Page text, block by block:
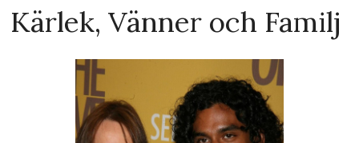
Kärlek, Vänner och Familj